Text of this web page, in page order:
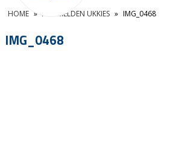
HOME » AANMELDEN UKKIES » IMG_0468
IMG_0468